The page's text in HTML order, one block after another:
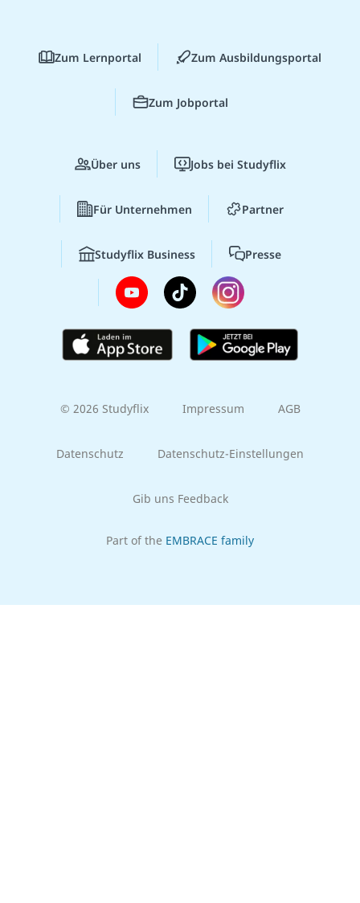
Zum Lernportal Zum Ausbildungsportal
Zum Jobportal
Über uns Jobs bei Studyflix
Für Unternehmen Partner
Studyflix Business Presse
© 2026 Studyflix Impressum AGB
Datenschutz Datenschutz-Einstellungen
Gib uns Feedback
Part of the EMBRACE family